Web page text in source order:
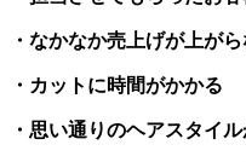
・なかなか売上げが上が
・カットに時間がかかる
・思い通りのヘアスタイ